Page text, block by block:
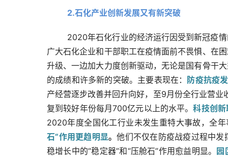
2.石化产业创新发展又有新突破
2020年石化行业的经济运行因受到新冠疫
广大石化企业和干部职工在疫情面前不畏惧、在
升级、一边加大力度创新驱动，无论是国有骨干
的成绩和许多新的突破。主要表现在：
防疫抗疫
产经营逐步改善并回升向好，至9月份全行业营
复到较好年份每月700亿元以上的水平。科技创
2020年度全国化工行业未发生重特大事故，全
石”作用更趋明显。他们不仅在防疫战疫过程中
稳增长中的“稳定器”和“压舱石”作用愈益明显。
园